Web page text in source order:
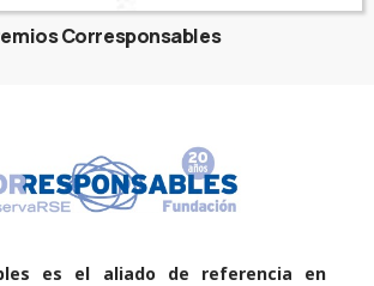
Corresponsables
es el aliado de referencia en